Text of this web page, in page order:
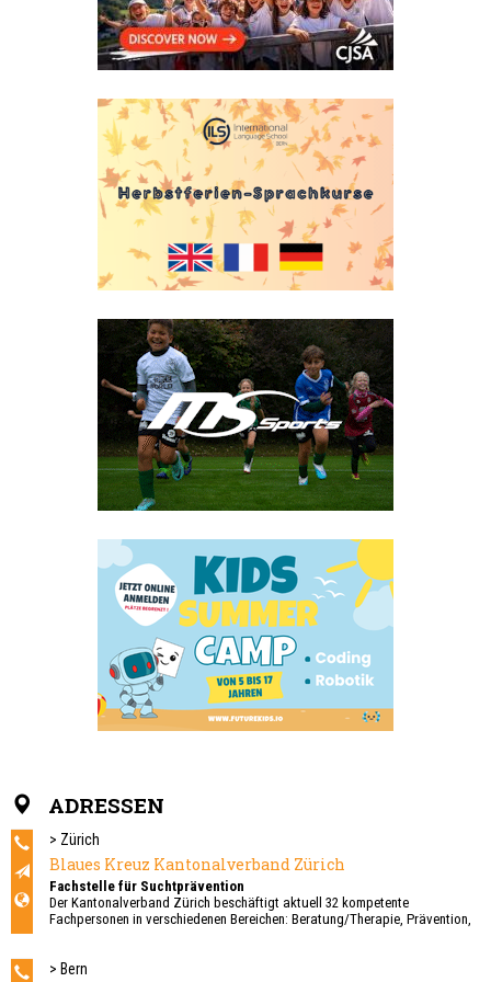
ADRESSEN
> Zürich
Blaues Kreuz Kantonalverband Zürich
Fachstelle für Suchtprävention
Der Kantonalverband Zürich beschäftigt aktuell 32 kompetente
Fachpersonen in verschiedenen Bereichen: Beratung/Therapie, Prävention,
Personen mit einem riskanten oder gar abhängigen Alkohol-, respektive
> Bern